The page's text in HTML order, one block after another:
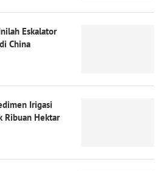
Eskalator
China
Irigasi
Ribuan Hektar